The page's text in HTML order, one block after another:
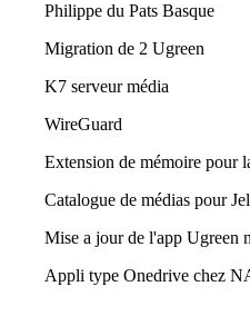
Philippe du Pats Basque
Migration de 2 Ugreen
K7 serveur média
WireGuard
Extension de mémoire pour
Catalogue de médias pour
Mise a jour de l'app Ugreen
Appli type Onedrive chez